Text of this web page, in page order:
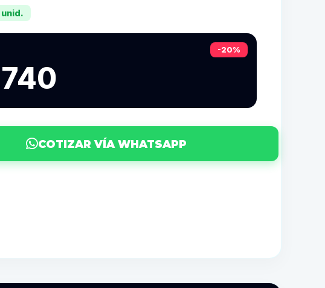
-20%
COTIZAR VÍA WHATSAPP